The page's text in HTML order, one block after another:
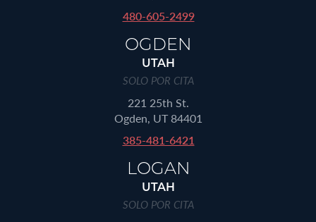
480-605-2499
OGDEN
UTAH
SOLO POR CITA
221 25th St.
Ogden, UT 84401
385-481-6421
LOGAN
UTAH
SOLO POR CITA